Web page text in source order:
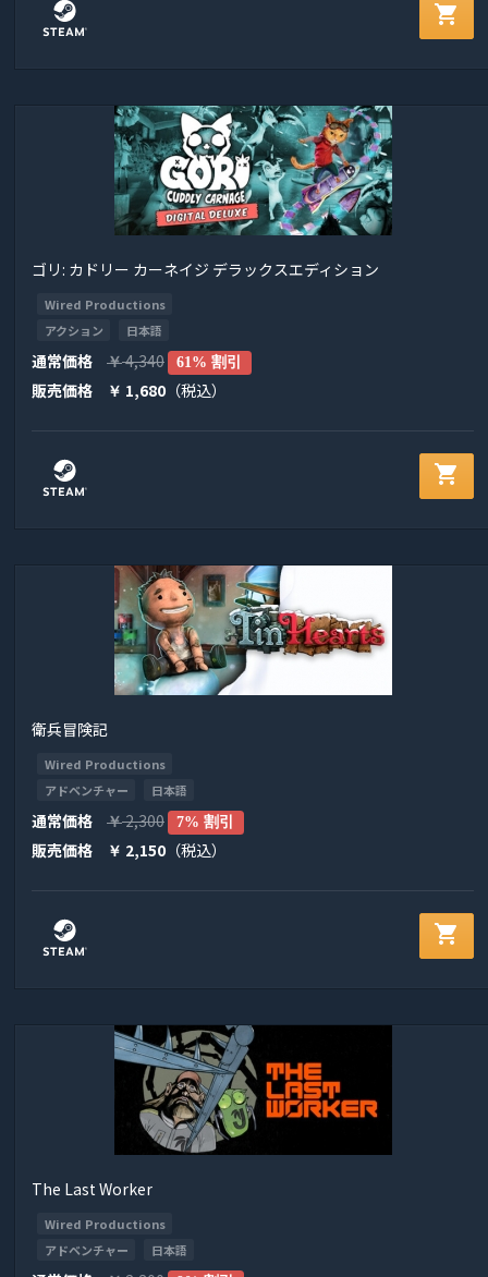
shopping_cart
ゴリ: カドリー カーネイジ デラックスエディション
Wired Productions
アクション
日本語
通常価格 ￥4,340 61% 割引
販売価格 ￥ 1,680 （税込）
shopping_cart
衛兵冒険記
Wired Productions
アドベンチャー
日本語
通常価格 ￥2,300 7% 割引
販売価格 ￥ 2,150 （税込）
shopping_cart
The Last Worker
Wired Productions
アドベンチャー
日本語